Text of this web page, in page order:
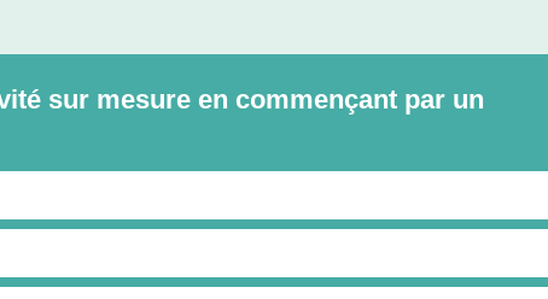
sur mesure en commençant par un